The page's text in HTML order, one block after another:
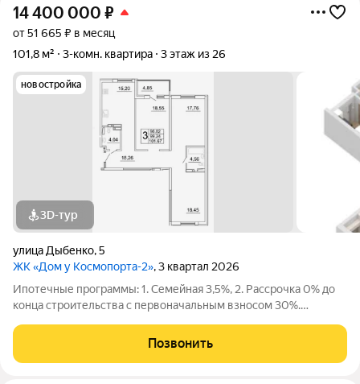
14 400 000 ₽
от 51 665 ₽ в месяц
101,8 м²
3-комн. квартира 3 этаж из 26
новостройка
3D-тур
улица Дыбенко,5
ЖК «Дом у Космопорта-2», 3 квартал 2026
Ипотечные программы: 1. Семейная 3,5%, 2. Рассрочка 0% до
конца строительства с первоначальным взносом 30%.
комплексе «Дом у Космопорта 2»;. ЖК «Дом у Космопорта 2»
располагается в географическом
Позвонить